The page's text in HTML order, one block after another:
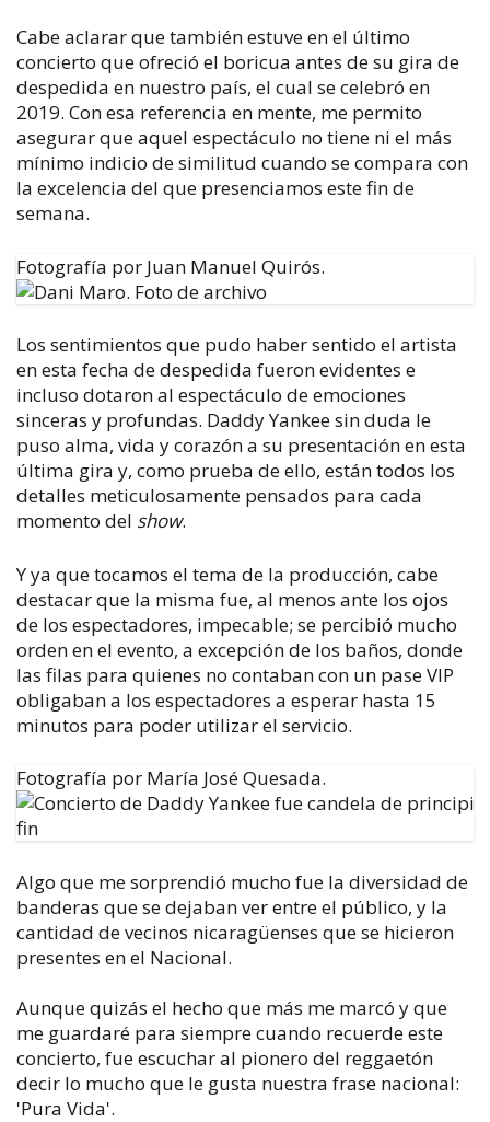
Cabe aclarar que también estuve en el último
concierto que ofreció el boricua antes de su gira de
despedida en nuestro país, el cual se celebró en
2019. Con esa referencia en mente, me permito
asegurar que aquel espectáculo no tiene ni el más
mínimo indicio de similitud cuando se compara con
la excelencia del que presenciamos este fin de
semana.
Fotografía por Juan Manuel Quirós.
Los sentimientos que pudo haber sentido el artista
en esta fecha de despedida fueron evidentes e
incluso dotaron al espectáculo de emociones
sinceras y profundas. Daddy Yankee sin duda le
puso alma, vida y corazón a su presentación en esta
última gira y, como prueba de ello, están todos los
detalles meticulosamente pensados para cada
momento del show.
Y ya que tocamos el tema de la producción, cabe
destacar que la misma fue, al menos ante los ojos
de los espectadores, impecable; se percibió mucho
orden en el evento, a excepción de los baños, donde
las filas para quienes no contaban con un pase VIP
obligaban a los espectadores a esperar hasta 15
minutos para poder utilizar el servicio.
Fotografía por María José Quesada.
Algo que me sorprendió mucho fue la diversidad de
banderas que se dejaban ver entre el público, y la
cantidad de vecinos nicaragüenses que se hicieron
presentes en el Nacional.
Aunque quizás el hecho que más me marcó y que
me guardaré para siempre cuando recuerde este
concierto, fue escuchar al pionero del reggaetón
decir lo mucho que le gusta nuestra frase nacional:
'Pura Vida'.